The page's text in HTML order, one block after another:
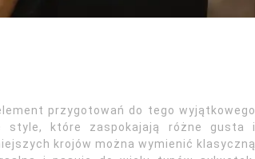
przygotowań do tego wyjątkowego
style, które zaspokajają różne gusta i
krojów można wymienić klasyczną